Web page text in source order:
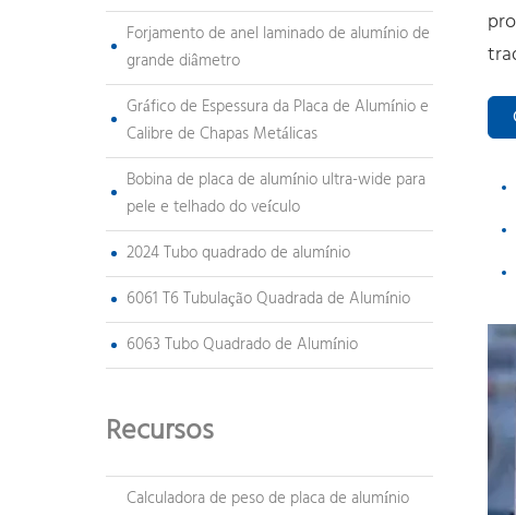
Forjamento de anel laminado de alumínio de
grande diâmetro
Gráfico de Espessura da Placa de Alumínio e
Calibre de Chapas Metálicas
Bobina de placa de alumínio ultra-wide para
pele e telhado do veículo
2024 Tubo quadrado de alumínio
6061 T6 Tubulação Quadrada de Alumínio
6063 Tubo Quadrado de Alumínio
Recursos
Calculadora de peso de placa de alumínio